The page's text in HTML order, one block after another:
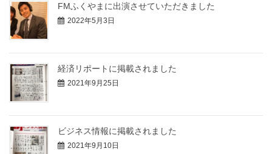
FMふくやまに出演させていただきました
2022年5月3日
経済リポートに掲載されました
2021年9月25日
ビジネス情報に掲載されました
2021年9月10日